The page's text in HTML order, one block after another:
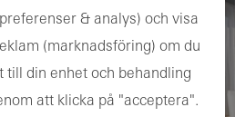
& analys) och visa
(marknadsföring) om du
till din enhet och behandling
att klicka på "acceptera".